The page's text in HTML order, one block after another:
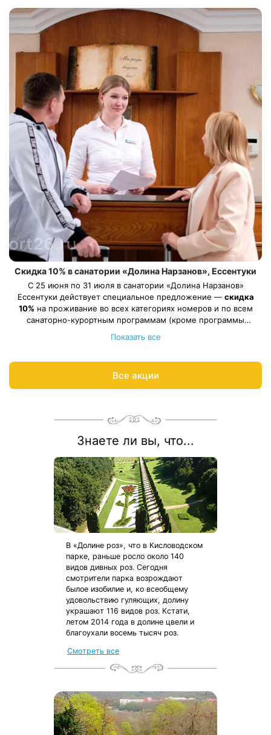
Скидка 10% в санатории «Долина Нарзанов», Ессентуки
С 25 июня по 31 июля в санатории «Долина Нарзанов»
Ессентуки действует специальное предложение — скидка
10% на проживание во всех категориях номеров и по всем
санаторно-курортным программам (кроме программы
«Оздоровительная»).
Весь период проживания должен пройти в даты 25 июня — 31
июля 2026.
Показать все
Все акции
Знаете ли вы, что...
В «Долине роз», что в Кисловодском
парке, раньше росло около 140
видов дивных роз. Сегодня
смотрители парка возрождают
былое изобилие и, ко всеобщему
удовольствию гуляющих, долину
украшают 116 видов роз. Кстати,
летом 2014 года в долине цвели и
благоухали восемь тысяч роз.
Смотреть все